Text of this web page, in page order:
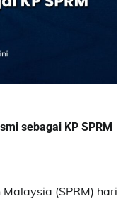
sebagai KP SPRM
(SPRM) hari